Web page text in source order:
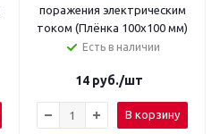
поражения электрическим
током (Плёнка 100x100 мм)
Есть в наличии
14 руб./шт
В корзину